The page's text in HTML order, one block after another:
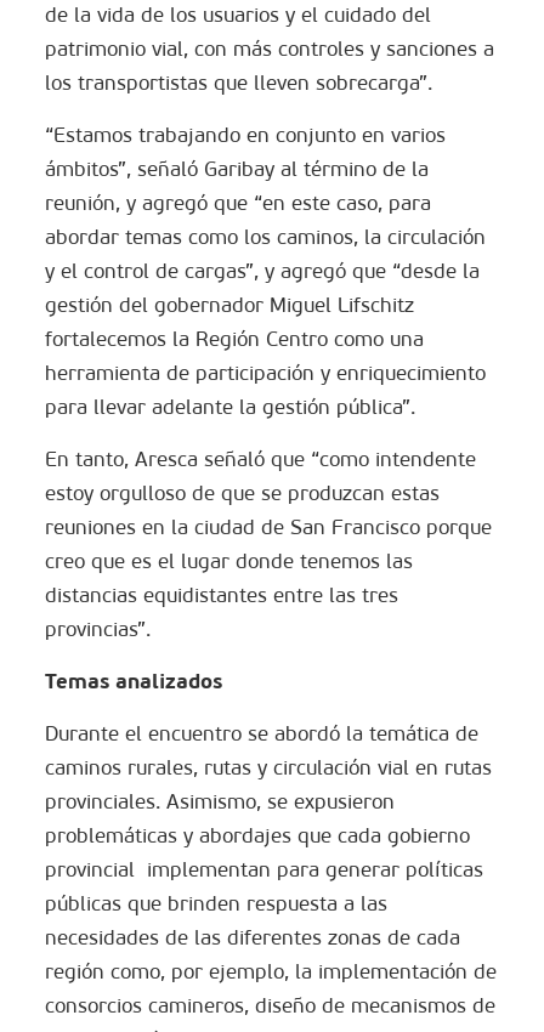
de la vida de los usuarios y el cuidado del
patrimonio vial, con más controles y sanciones a
los transportistas que lleven sobrecarga”.
“Estamos trabajando en conjunto en varios
ámbitos”, señaló Garibay al término de la
reunión, y agregó que “en este caso, para
abordar temas como los caminos, la circulación
y el control de cargas”, y agregó que “desde la
gestión del gobernador Miguel Lifschitz
fortalecemos la Región Centro como una
herramienta de participación y enriquecimiento
para llevar adelante la gestión pública”.
En tanto, Aresca señaló que “como intendente
estoy orgulloso de que se produzcan estas
reuniones en la ciudad de San Francisco porque
creo que es el lugar donde tenemos las
distancias equidistantes entre las tres
provincias”.
Temas analizados
Durante el encuentro se abordó la temática de
caminos rurales, rutas y circulación vial en rutas
provinciales. Asimismo, se expusieron
problemáticas y abordajes que cada gobierno
provincial implementan para generar políticas
públicas que brinden respuesta a las
necesidades de las diferentes zonas de cada
región como, por ejemplo, la implementación de
consorcios camineros, diseño de mecanismos de